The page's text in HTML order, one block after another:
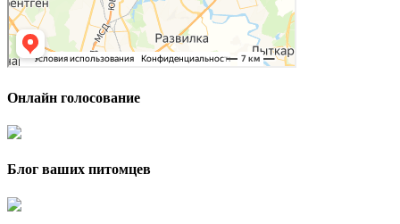
Онлайн голосование
Блог ваших питомцев